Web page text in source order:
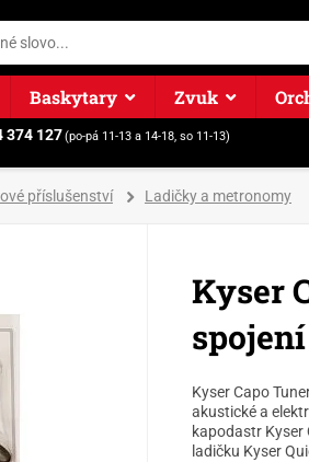
Baskytary Zvuk
374 127(po-pá 11-13 a 14-18, so 11-13)
příslušenství Ladičky a metronomy
Kyser
Kyser Capo
akustické a
kapodastr Kyser
ladičku Kyser